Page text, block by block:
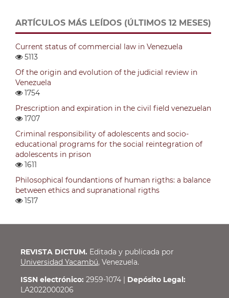
ARTÍCULOS MÁS LEÍDOS (ÚLTIMOS 12 MESES)
Current status of commercial law in Venezuela
5113
Of the origin and evolution of the judicial review in
Venezuela
1754
Prescription and expiration in the civil field venezuelan
1707
Criminal responsibility of adolescents and socio-
educational programs for the social reintegration of
adolescents in prison
1611
Philosophical foundantions of human rigths: a balance
between ethics and supranational rigths
1517
REVISTA DICTUM. Editada y publicada por
Universidad Yacambú, Venezuela.
ISSN electrónico: 2959-1074 | Depósito Legal:
LA2022000206